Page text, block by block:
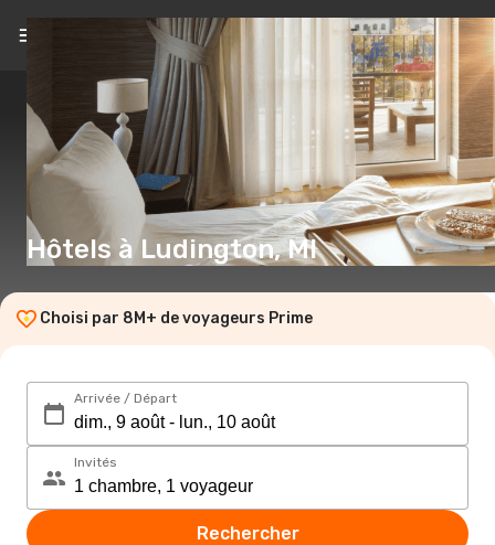
FR(€)
Hôtels à Ludington, MI
Choisi par 8M+ de voyageurs Prime
Arrivée / Départ
Invités
Rechercher